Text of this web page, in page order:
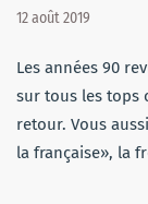
12 août 2019
Les années 90
sur tous les tops
retour. Vous
la française», la